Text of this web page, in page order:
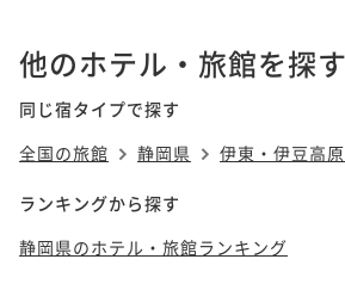
他のホテル・旅館を探す
同じ宿タイプで探す
全国の旅館
静岡県 伊東・伊豆高原
ランキングから探す
静岡県のホテル・旅館ランキング